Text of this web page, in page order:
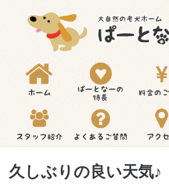
久しぶりの良い天気♪